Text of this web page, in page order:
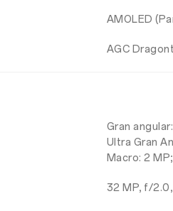
AMOLED
AGC
Gran
Ultra Gran
Macro: 2
32 MP, f/